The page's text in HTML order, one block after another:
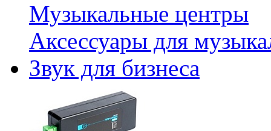
Музыкальные центры
Аксессуары для
Звук для бизнеса